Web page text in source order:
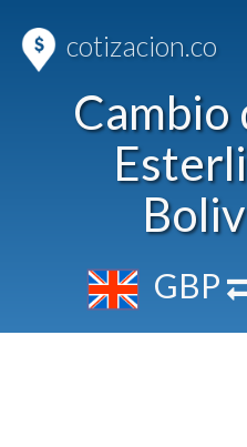
cotizacion.co
Cambio
GBP